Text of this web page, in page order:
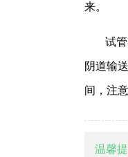
来。
试
阴道输
间，注
温馨提